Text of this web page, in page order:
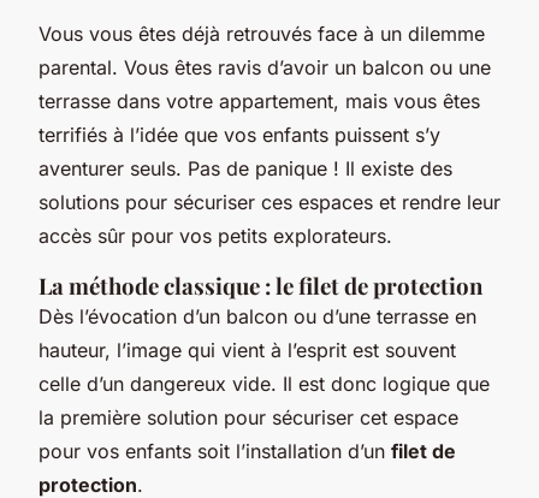
Vous vous êtes déjà retrouvés face à un dilemme
parental. Vous êtes ravis d’avoir un balcon ou une
terrasse dans votre appartement, mais vous êtes
terrifiés à l’idée que vos enfants puissent s’y
aventurer seuls. Pas de panique ! Il existe des
solutions pour sécuriser ces espaces et rendre leur
accès sûr pour vos petits explorateurs.
La méthode classique : le filet de protection
Dès l’évocation d’un balcon ou d’une terrasse en
hauteur, l’image qui vient à l’esprit est souvent
celle d’un dangereux vide. Il est donc logique que
la première solution pour sécuriser cet espace
pour vos enfants soit l’installation d’un filet de
protection.